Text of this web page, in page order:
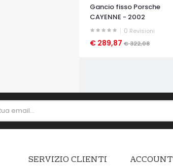
Gancio fisso Porsche
CAYENNE - 2002
0 Revisioni
€ 289,87 € 322,08
SERVIZIO CLIENTI ACCOUNT